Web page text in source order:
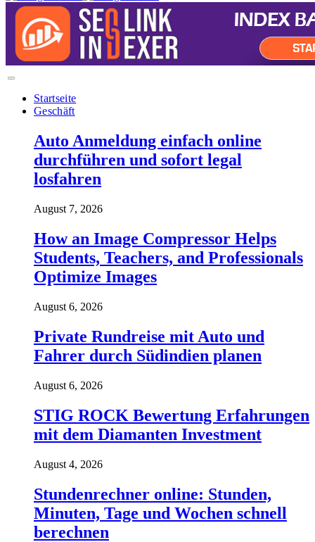
Startseite
Geschäft
Auto Anmeldung einfach online
durchführen und sofort legal
losfahren
August 7, 2026
How an Image Compressor Helps
Students, Teachers, and Professionals
Optimize Images
August 6, 2026
Private Rundreise mit Auto und
Fahrer durch Südindien planen
August 6, 2026
STIG ROCK Bewertung Erfahrungen
mit dem Diamanten Investment
August 4, 2026
Stundenrechner online: Stunden,
Minuten, Tage und Wochen schnell
berechnen